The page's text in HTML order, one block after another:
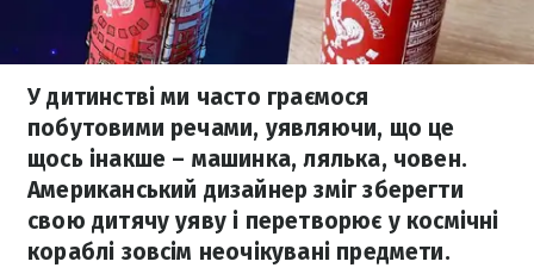
У дитинстві ми часто граємося
побутовими речами, уявляючи, що це
щось інакше – машинка, лялька, човен.
Американський дизайнер зміг зберегти
свою дитячу уяву і перетворює у космічні
кораблі зовсім неочікувані предмети.